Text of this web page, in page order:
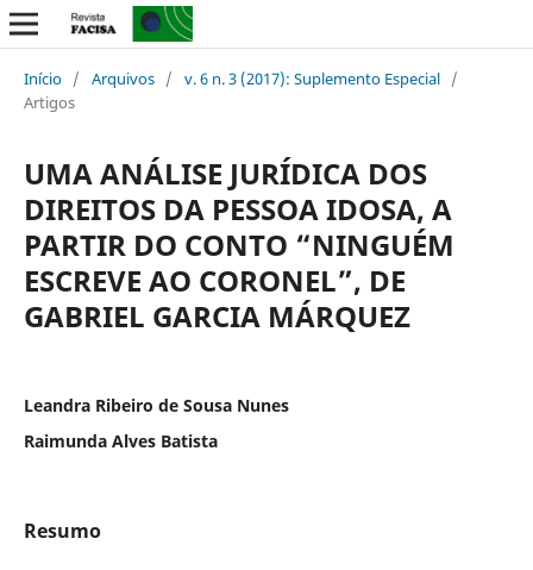
Início / Arquivos / v. 6 n. 3 (2017): Suplemento Especial /
Artigos
UMA ANÁLISE JURÍDICA DOS
DIREITOS DA PESSOA IDOSA, A
PARTIR DO CONTO “NINGUÉM
ESCREVE AO CORONEL”, DE
GABRIEL GARCIA MÁRQUEZ
Leandra Ribeiro de Sousa Nunes
Raimunda Alves Batista
Resumo